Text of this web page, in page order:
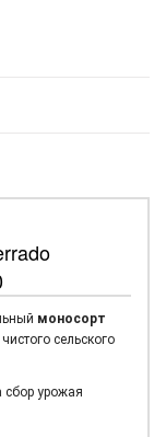
моносорт
сельского
сбор урожая